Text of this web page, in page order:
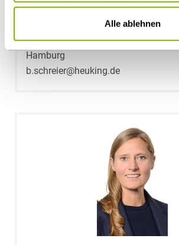
Alle ablehnen
Hamburg
b.schreier@heuking.de